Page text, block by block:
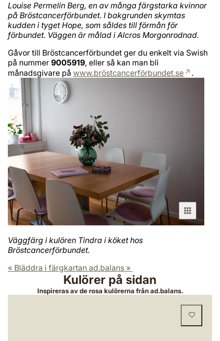
Louise Permelin Berg, en av många färgstarka kvinnor
på Bröstcancerförbundet. I bakgrunden skymtas
kudden i tyget Hope, som såldes till förmån för
förbundet. Väggen är målad i Alcros Morgonrodnad.
Gåvor till Bröstcancerförbundet ger du enkelt via Swish
på nummer 9005919, eller så kan man bli
månadsgivare på www.bröstcancerförbundet.se .
Väggfärg i kulören Tindra i köket hos
Bröstcancerförbundet.
« Bläddra i färgkartan ad.balans »
Kulörer på sidan
Inspireras av de rosa kulörerna från ad.balans.